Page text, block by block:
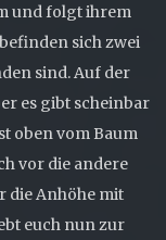
und folgt ihrem
sich zwei
sind. Auf der
es gibt scheinbar
oben vom Baum
vor die andere
die Anhöhe mit
euch nun zur